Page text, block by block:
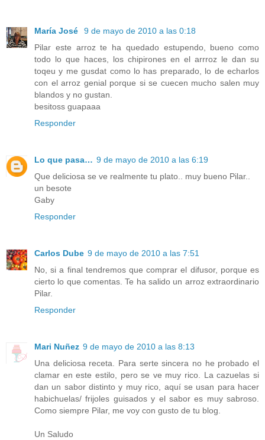
María José
9 de mayo de 2010 a las 0:18
Pilar este arroz te ha quedado estupendo, bueno como
todo lo que haces, los chipirones en el arrroz le dan su
toqeu y me gusdat como lo has preparado, lo de echarlos
con el arroz genial porque si se cuecen mucho salen muy
blandos y no gustan.
besitoss guapaaa
Responder
Lo que pasa… 9 de mayo de 2010 a las 6:19
Que deliciosa se ve realmente tu plato.. muy bueno Pilar..
un besote
Gaby
Responder
Carlos Dube 9 de mayo de 2010 a las 7:51
No, si a final tendremos que comprar el difusor, porque es
cierto lo que comentas. Te ha salido un arroz extraordinario
Pilar.
Responder
Mari Nuñez 9 de mayo de 2010 a las 8:13
Una deliciosa receta. Para serte sincera no he probado el
clamar en este estilo, pero se ve muy rico. La cazuelas si
dan un sabor distinto y muy rico, aquí se usan para hacer
habichuelas/ frijoles guisados y el sabor es muy sabroso.
Como siempre Pilar, me voy con gusto de tu blog.
Un Saludo